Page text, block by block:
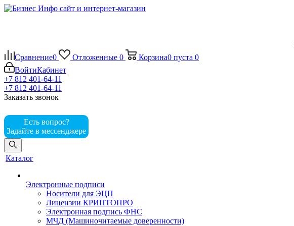
Сравнение0 Отложенные 0 Корзина0 пуста 0
ВойтиКабинет
+7 812 401-64-11
+7 812 401-64-11
Заказать звонок
Есть вопрос?
Задайте в мессенджере
Каталог
Электронные подписи
Носители для ЭЦП
Лицензии КРИПТОПРО
Электронная подпись ФНС
МЧД (Машиночитаемые доверенности)